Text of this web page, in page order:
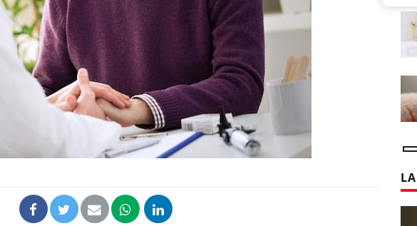
Comment éviter une otite
pendant les vacances ?
Hantavirus : un cas
détecté chez un touriste
en France
Grossesse à risque : ce jus
naturel attire l'attention
Comment oublier les
écrans en vacances ?